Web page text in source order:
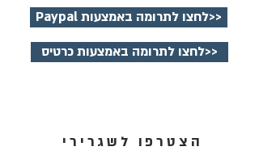
Paypal לחצו לתרומה באמצעות>>
לחצו לתרומה באמצעות כרטיס>>